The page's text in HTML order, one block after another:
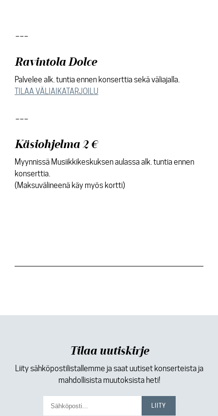
---
Ravintola Dolce
Palvelee alk. tuntia ennen konserttia sekä väliajalla.
TILAA VÄLIAIKATARJOILU
---
Käsiohjelma 2 €
Myynnissä Musiikkikeskuksen aulassa alk. tuntia ennen
konserttia.
(Maksuvälineenä käy myös kortti)
Tilaa uutiskirje
Liity sähköpostilistallemme ja saat uutiset konserteista ja
mahdollisista muutoksista heti!